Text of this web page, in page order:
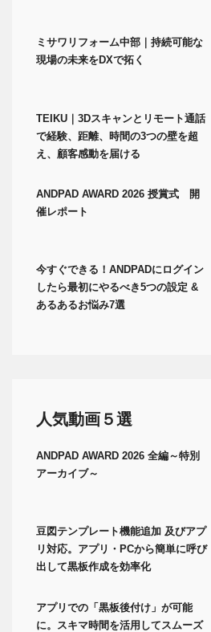
ミサワリフォーム中部｜持続可能な
現場の未来をDXで拓く
TEIKU｜3Dスキャンとリモート通話
で経験、距離、時間の3つの壁を超
え、顧客感動を届ける
ANDPAD AWARD 2026 授賞式 開
催レポート
今すぐできる！ANDPADにログイン
したら最初にやるべき5つの設定 &
あるあるお悩み7選
人気動画５選
ANDPAD AWARD 2026 全編～特別
アーカイブ～
豆図テンプレート機能追加 及びアプ
リ対応。アプリ・PCから簡単に呼び
出して黒板作成を効率化
アプリでの「黒板後付け」が可能
に。スキマ時間を活用してスムーズ